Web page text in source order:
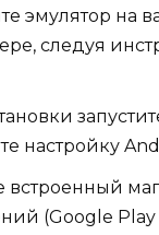
эмулятор на
следуя
настройку
встроенный
(Google